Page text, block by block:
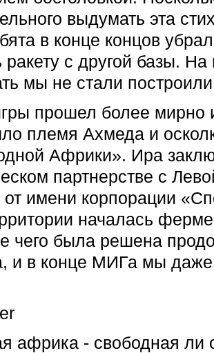
выдумать эта
в конце концов
ракету с другой базы. На
мы не стали
прошел более мирно
племя Ахмеда и
Африки». Ира
партнерстве с
от имени корпорации
началась
чего была решена
и в конце МИГа мы даже
африка - свободная